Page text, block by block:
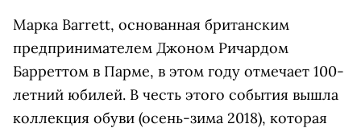
Марка Barrett, основанная британским
предпринимателем Джоном Ричардом
Барреттом в Парме, в этом году отмечает 100-
летний юбилей. В честь этого события вышла
коллекция обуви (осень-зима 2018), которая